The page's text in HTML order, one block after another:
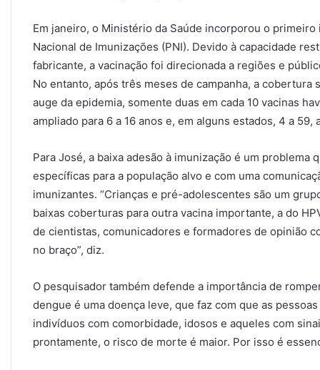
Em janeiro, o Ministério da Saúde incorporou o
Nacional de Imunizações (PNI). Devido à capacidade
fabricante, a vacinação foi direcionada a regiões e
No entanto, após três meses de campanha, a cobertura
auge da epidemia, somente duas em cada 10 vacinas
ampliado para 6 a 16 anos e, em alguns estados, 4 a
Para José, a baixa adesão à imunização é um problema
específicas para a população alvo e com uma
imunizantes. “Crianças e pré-adolescentes são um
baixas coberturas para outra vacina importante, a do
de cientistas, comunicadores e formadores de opinião
no braço”, diz.
O pesquisador também defende a importância de
dengue é uma doença leve, que faz com que as
indivíduos com comorbidade, idosos e aqueles com
prontamente, o risco de morte é maior. Por isso é